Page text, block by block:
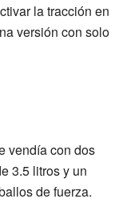
la tracción en
versión con solo
vendía con dos
3.5 litros y un
de fuerza.